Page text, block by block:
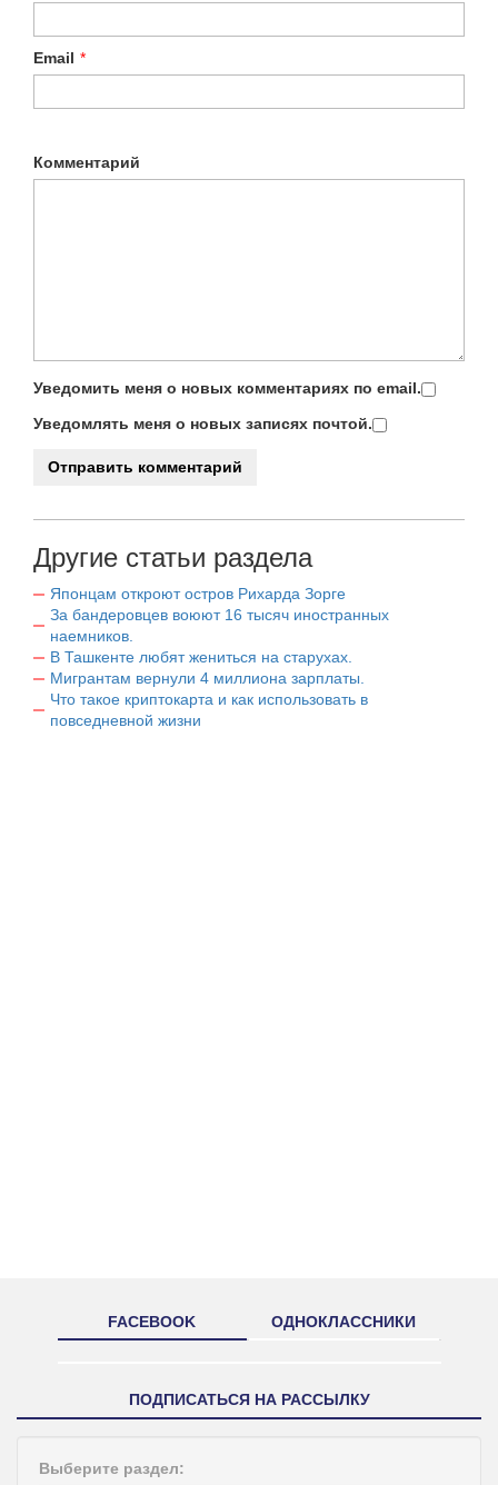
Email *
Комментарий
Уведомить меня о новых комментариях по email.
Уведомлять меня о новых записях почтой.
Другие статьи раздела
Японцам откроют остров Рихарда Зорге
За бандеровцев воюют 16 тысяч иностранных
наемников.
В Ташкенте любят жениться на старухах.
Мигрантам вернули 4 миллиона зарплаты.
Что такое криптокарта и как использовать в
повседневной жизни
FACEBOOK ОДНОКЛАССНИКИ
ПОДПИСАТЬСЯ НА РАССЫЛКУ
Выберите раздел: